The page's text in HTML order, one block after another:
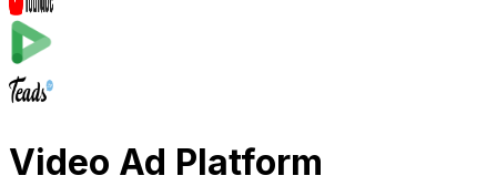
Video Ad Platform